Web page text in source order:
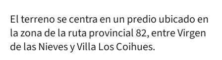
El terreno se centra en un predio ubicado en
la zona de la ruta provincial 82, entre Virgen
de las Nieves y Villa Los Coihues.